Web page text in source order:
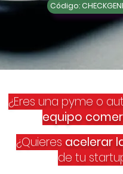
Código:
¿Eres una pyme o
equipo
¿Quieres acelerar
de tu